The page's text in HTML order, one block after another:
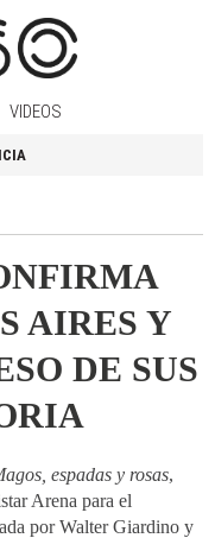
VIDEOS
AIRES Y
DE SUS
espadas y rosas,
Arena para el
por Walter Giardino y